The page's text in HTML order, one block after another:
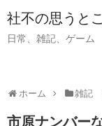
社不の思うと
日常、雑記、ゲーム
ホーム 雑記
市原ナンバー